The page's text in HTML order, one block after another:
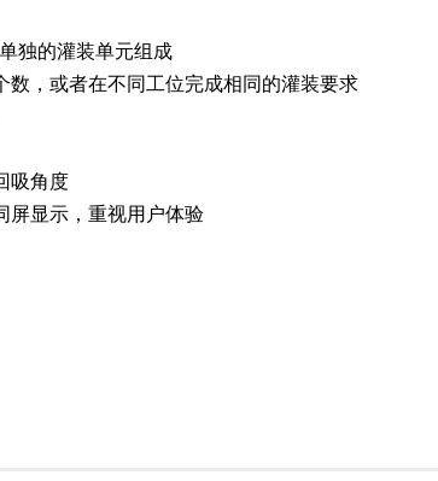
独的灌装单元组成
，或者在不同工位完成相同的灌装要求
吸角度
屏显示，重视用户体验